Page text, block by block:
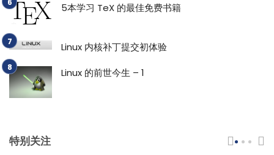
5本学习 TeX 的最佳免费书籍
Linux 内核补丁提交初体验
Linux 的前世今生 – 1
特别关注